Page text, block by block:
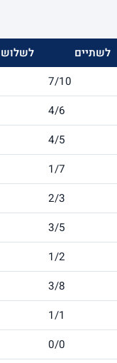
לשתיים לשלוש
7/10
4/6
4/5
1/7
2/3
3/5
1/2
3/8
1/1
0/0